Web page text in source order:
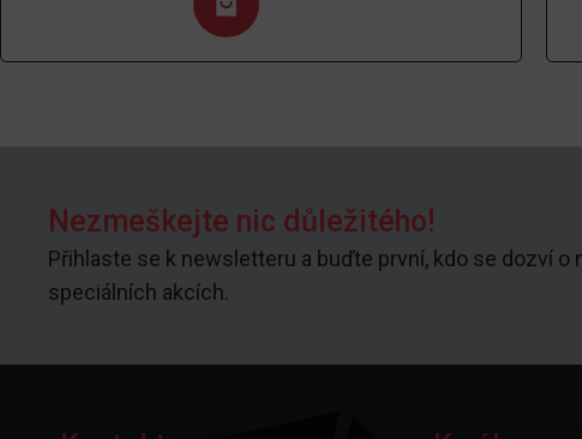
Nezmeškejte nic důležitého!
Přihlaste se k newsletteru a buďte první, kdo se dozví o
speciálních akcích.